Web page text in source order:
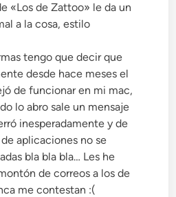
«Los de Zattoo» le da un
a la cosa, estilo
tengo que decir que
desde hace meses el
de funcionar en mi mac,
lo abro sale un mensaje
inesperadamente y de
aplicaciones no se
bla bla bla… Les he
de correos a los de
me contestan :(